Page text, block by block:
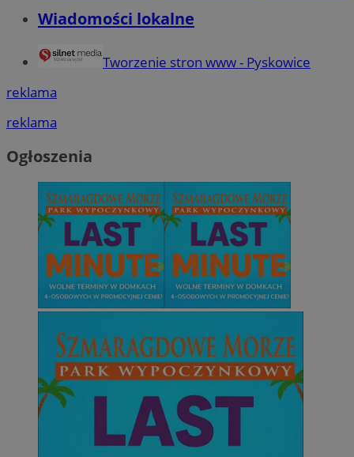
Wiadomości lokalne
Tworzenie stron www - Pyskowice
reklama
reklama
Ogłoszenia